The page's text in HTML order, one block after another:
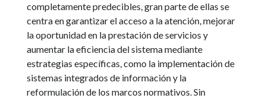
completamente predecibles, gran parte de ellas se
centra en garantizar el acceso a la atención, mejorar
la oportunidad en la prestación de servicios y
aumentar la eficiencia del sistema mediante
estrategias específicas, como la implementación de
sistemas integrados de información y la
reformulación de los marcos normativos. Sin